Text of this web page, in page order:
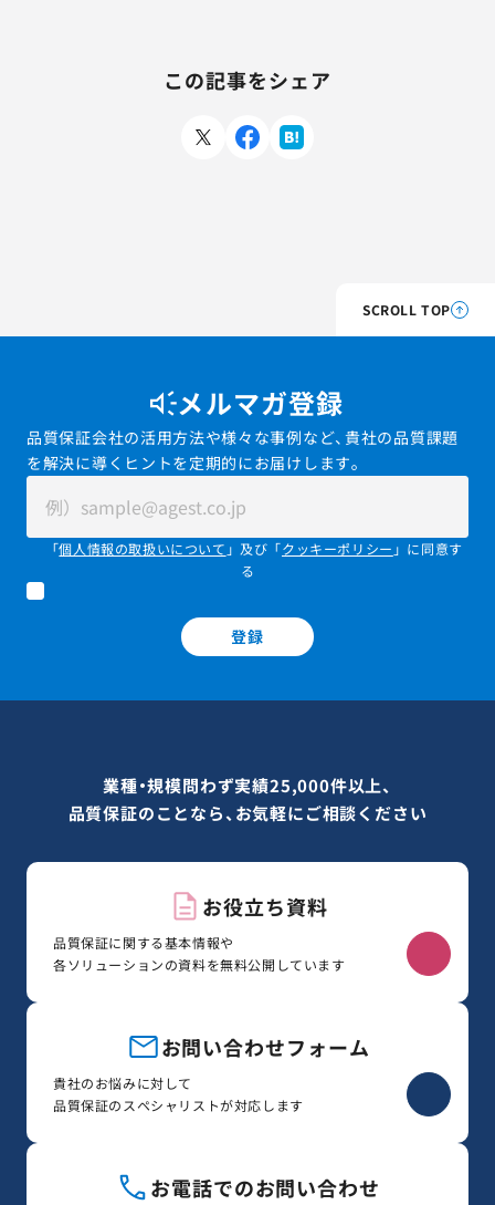
この記事をシェア
SCROLL TOP
メルマガ登録
品質保証会社の活用方法や様々な事例など、貴社の品質課題
を解決に導くヒントを定期的にお届けします。
「個人情報の取扱いについて 」及び「クッキーポリシー 」に同意す
る
登録
業種・規模問わず実績25,000件以上、
品質保証のことなら、お気軽にご相談ください
お役立ち資料
品質保証に関する基本情報や
各ソリューションの資料を無料公開しています
お問い合わせフォーム
貴社のお悩みに対して
品質保証のスペシャリストが対応します
お電話でのお問い合わせ